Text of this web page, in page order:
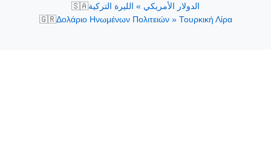
🇸🇦الدولار الأمريكي » الليرة التركية
🇬🇷Δολάριο Ηνωμένων Πολιτειών » Τουρκική Λίρα